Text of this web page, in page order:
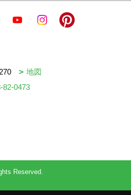
地図
82-0473
Reserved.